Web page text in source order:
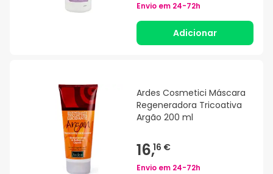
Envio em 24-72h
Adicionar
Ardes Cosmetici Máscara
Regeneradora Tricoativa
Argão 200 ml
16,16 €
Envio em 24-72h